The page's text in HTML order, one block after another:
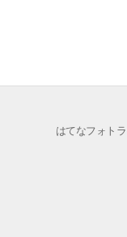
はてなフォト